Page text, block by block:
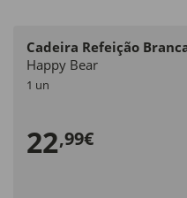
Cadeira Refeição
Happy Bear
1 un
22,99€